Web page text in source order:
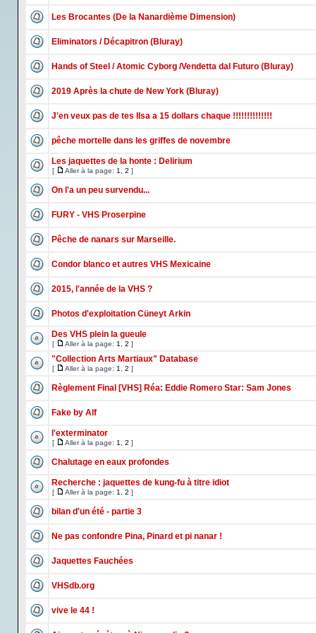
Les Brocantes (De la Nanardième Dimension)
Eliminators / Décapitron (Bluray)
Hands of Steel / Atomic Cyborg /Vendetta dal Futuro (Bluray)
2019 Après la chute de New York (Bluray)
J'en veux pas de tes Ilsa a 15 dollars chaque !!!!!!!!!!!!!!
pêche mortelle dans les griffes de novembre
Les jaquettes de la honte : Delirium
[ Aller à la page: 1 2 ]
On l'a un peu survendu...
FURY - VHS Proserpine
Pêche de nanars sur Marseille.
Condor blanco et autres VHS Mexicaine
2015, l'année de la VHS ?
Photos d'exploitation Cüneyt Arkin
Des VHS plein la gueule
[ Aller à la page: 1 2 ]
"Collection Arts Martiaux" Database
[ Aller à la page: 1 2 ]
Règlement Final [VHS] Réa: Eddie Romero Star: Sam Jones
Fake by Alf
l'exterminator
[ Aller à la page: 1 2 ]
Chalutage en eaux profondes
Recherche : jaquettes de kung-fu à titre idiot
[ Aller à la page: 1 2 ]
bilan d'un été - partie 3
Ne pas confondre Pina, Pinard et pi nanar !
Jaquettes Fauchées
VHSdb.org
vive le 44 !